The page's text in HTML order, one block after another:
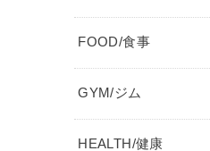
FOOD/食事
GYM/ジム
HEALTH/健康